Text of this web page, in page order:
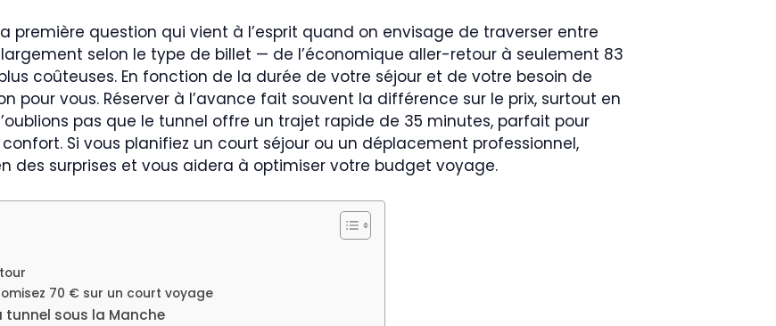
première question qui vient à l’esprit quand on envisage de traverser entre
largement selon le type de billet — de l’économique aller-retour à seulement 83
coûteuses. En fonction de la durée de votre séjour et de votre besoin de
pour vous. Réserver à l’avance fait souvent la différence sur le prix, surtout en
pas que le tunnel offre un trajet rapide de 35 minutes, parfait pour
Si vous planifiez un court séjour ou un déplacement professionnel,
des surprises et vous aidera à optimiser votre budget voyage.
70 € sur un court voyage
sous la Manche